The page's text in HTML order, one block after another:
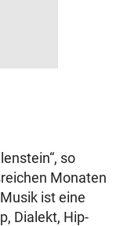
so
Monaten
ist eine
Dialekt, Hip-